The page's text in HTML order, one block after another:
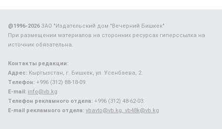
@1996-2026ЗАО "Издательский дом "Вечерний Бишкек"
При размещении материалов на сторонних ресурсах гиперссылка на
источник обязательна.
Контакты редакции:
Адрес: Кыргызстан, г. Бишкек, ул. Усенбаева, 2.
Телефон: +996 (312) 88-18-09.
E-mail: info@vb.kg
Телефон рекламного отдела: +996 (312) 48-62-03.
E-mail рекламного отдела: vbavto@vb.kg, vb48k@vb.kg